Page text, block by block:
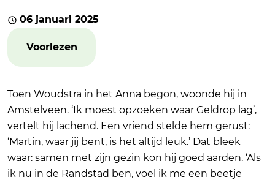
06 januari 2025
Voorlezen
Toen Woudstra in het Anna begon, woonde hij in
Amstelveen. ‘Ik moest opzoeken waar Geldrop lag’,
vertelt hij lachend. Een vriend stelde hem gerust:
‘Martin, waar jij bent, is het altijd leuk.’ Dat bleek
waar: samen met zijn gezin kon hij goed aarden. ‘Als
ik nu in de Randstad ben, voel ik me een beetje